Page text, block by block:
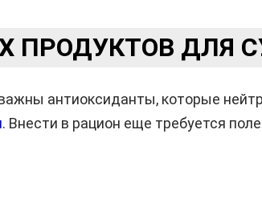
ПРОДУКТОВ ДЛЯ
антиоксиданты, которые
. Внести в рацион еще требуется